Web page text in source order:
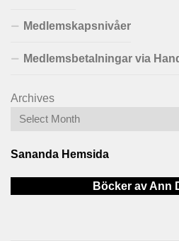
Medlemskapsnivåer
Medlemsbetalningar via
Archives
Sananda Hemsida
Böcker av Ann